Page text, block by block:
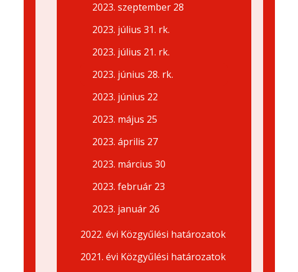
2023. szeptember 28
2023. július 31. rk.
2023. július 21. rk.
2023. június 28. rk.
2023. június 22
2023. május 25
2023. április 27
2023. március 30
2023. február 23
2023. január 26
2022. évi Közgyűlési határozatok
2021. évi Közgyűlési határozatok